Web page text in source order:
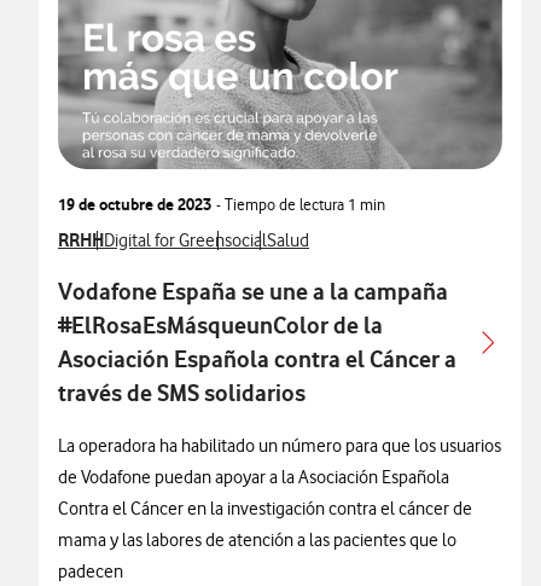
19 de octubre de 2023 - Tiempo de lectura 1 min
Ver más notas de prensa relacionados con
RRHHVer más notas de prensa relacionados con
Digital for GreenVer más notas de prensa relacionados con
socialVer más notas de prensa
Salud
Vodafone España se une a la campaña
#ElRosaEsMásqueunColor de la
Asociación Española contra el Cáncer a
través de SMS solidarios
La operadora ha habilitado un número para que los usuarios
de Vodafone puedan apoyar a la Asociación Española
Contra el Cáncer en la investigación contra el cáncer de
mama y las labores de atención a las pacientes que lo
padecen